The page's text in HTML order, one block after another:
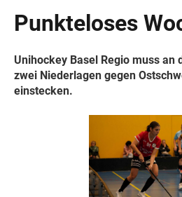
Punkteloses
Unihockey Basel Regio muss an
zwei Niederlagen gegen
einstecken.